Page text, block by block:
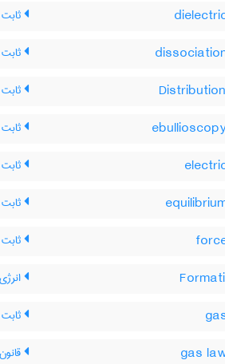
ثابت
ثابت
ثابت
ثابت
ثابت
ثابت